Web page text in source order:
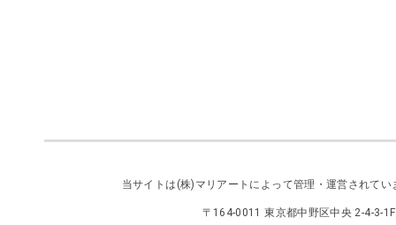
当サイトは (株)マリアート によって管理・運営されて
〒164-0011 東京都中野区中央 2-4-